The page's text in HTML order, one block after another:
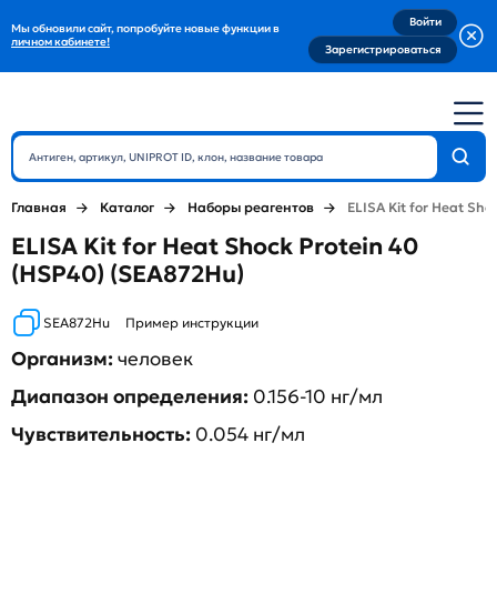
Мы обновили сайт, попробуйте новые функции в
личном кабинете!
Войти
Зарегистрироваться
Главная Каталог Наборы реагентов ELISA Kit for Heat
ELISA Kit for Heat Shock Protein 40
(HSP40) (SEA872Hu)
SEA872Hu Пример инструкции
Организм:человек
Диапазон определения: 0.156-10 нг/мл
Чувствительность: 0.054 нг/мл